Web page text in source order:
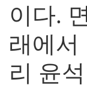
이다.
래에
리 윤